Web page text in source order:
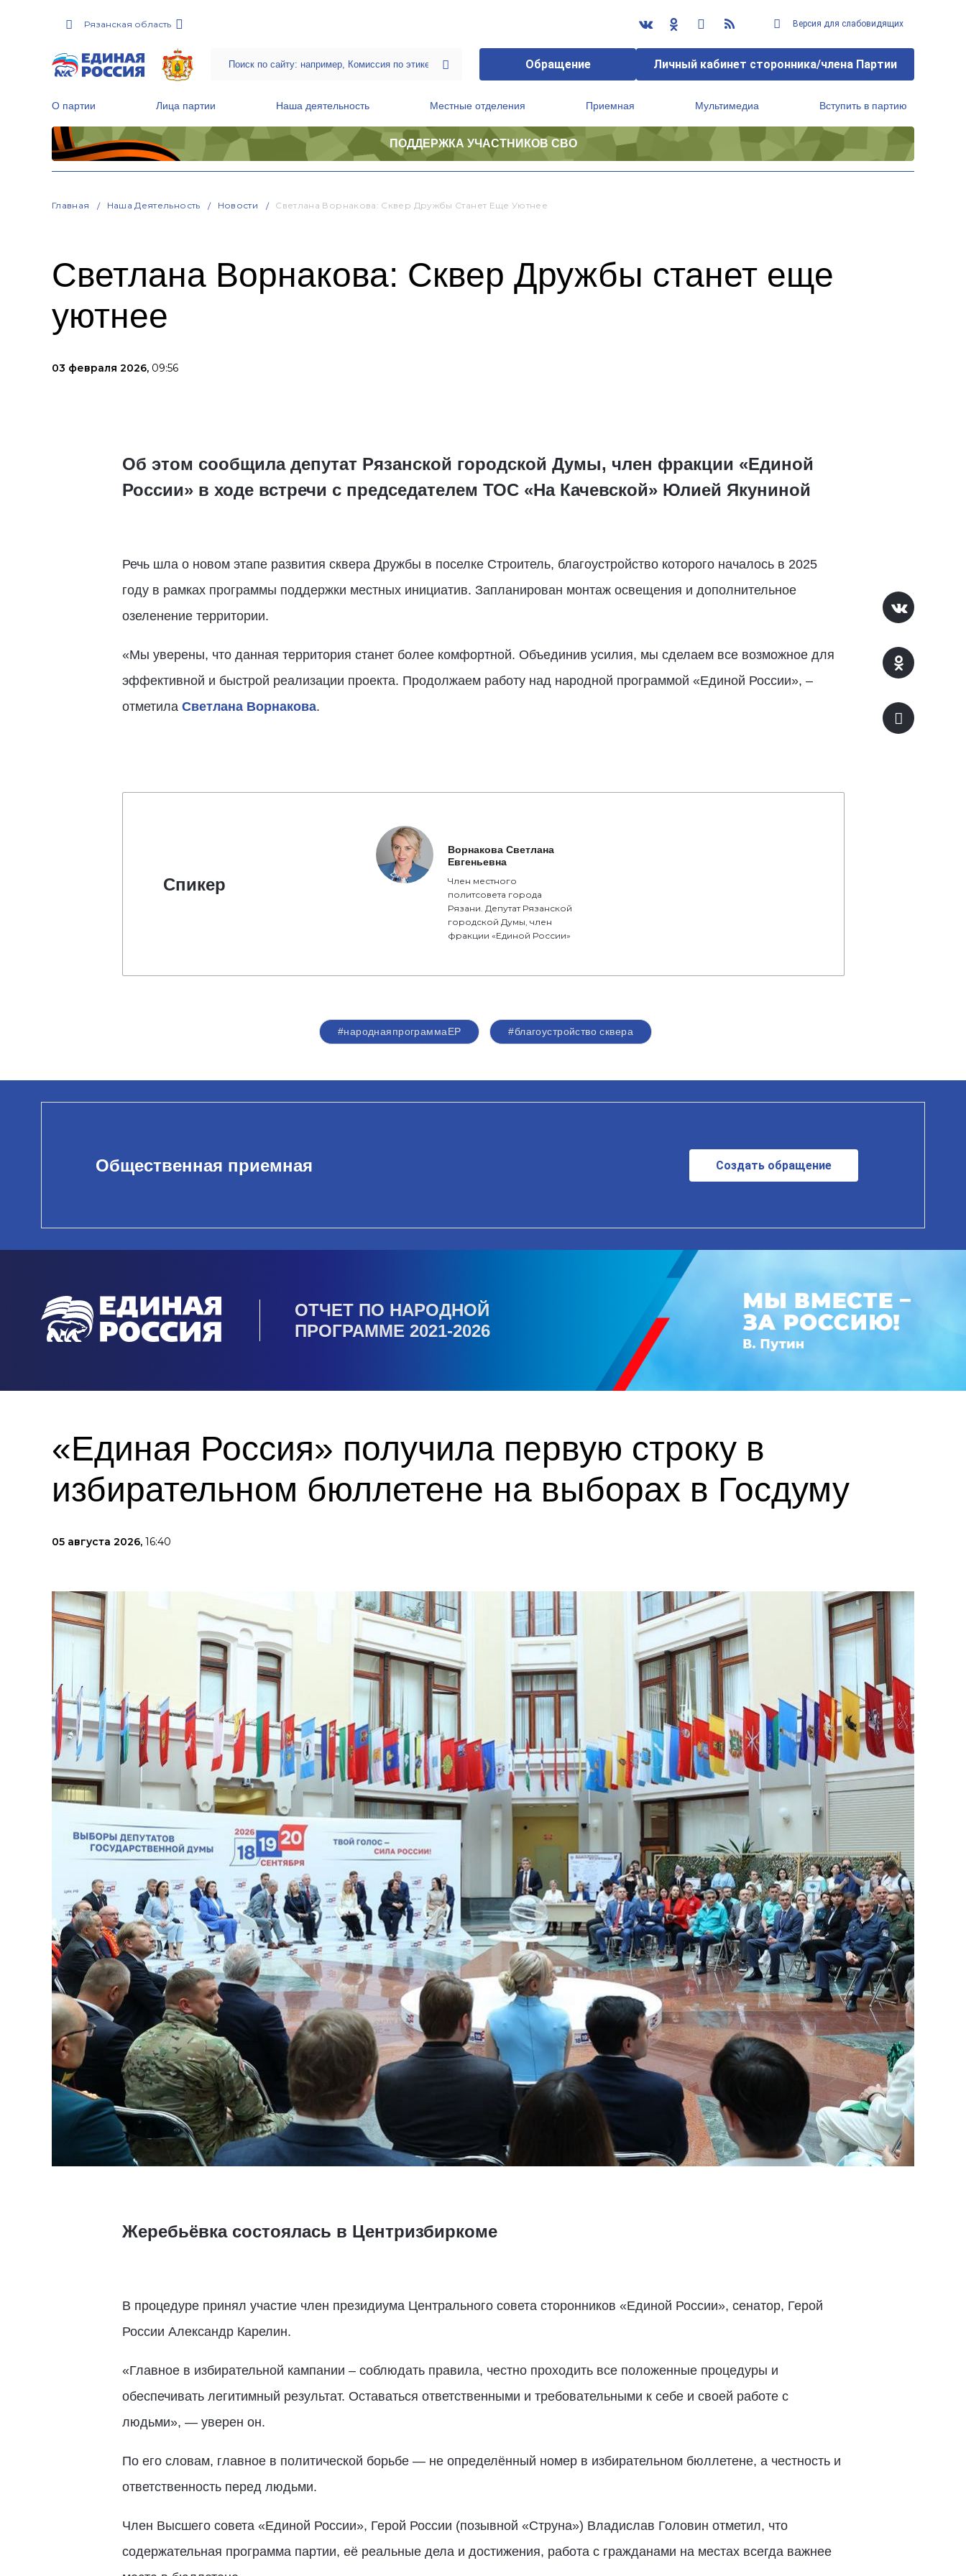
Рязанская область Версия для слабовидящих
Обращение Личный кабинет сторонника/члена Партии
О партии Лица партии Наша деятельность Местные отделения Приемная Мультимедиа Вступить в партию
ПОДДЕРЖКА УЧАСТНИКОВ СВО
Главная Наша Деятельность Новости Светлана Ворнакова: Сквер Дружбы Станет Еще Уютнее
Светлана Ворнакова: Сквер Дружбы станет еще
уютнее
03 февраля 2026, 09:56
Об этом сообщила депутат Рязанской городской Думы, член фракции «Единой
России» в ходе встречи с председателем ТОС «На Качевской» Юлией Якуниной
Речь шла о новом этапе развития сквера Дружбы в поселке Строитель, благоустройство которого началось в 2025
году в рамках программы поддержки местных инициатив. Запланирован монтаж освещения и дополнительное
озеленение территории.
«Мы уверены, что данная территория станет более комфортной. Объединив усилия, мы сделаем все возможное для
эффективной и быстрой реализации проекта. Продолжаем работу над народной программой «Единой России», –
отметила Светлана Ворнакова.
Спикер
Ворнакова Светлана
Евгеньевна
Член местного
политсовета города
Рязани. Депутат Рязанской
городской Думы, член
фракции «Единой России»
#народнаяпрограммаЕР #благоустройство сквера
Общественная приемная Создать обращение
ОТЧЕТ ПО НАРОДНОЙ
ПРОГРАММЕ 2021-2026
«Единая Россия» получила первую строку в
избирательном бюллетене на выборах в Госдуму
05 августа 2026, 16:40
Жеребьёвка состоялась в Центризбиркоме
В процедуре принял участие член президиума Центрального совета сторонников «Единой России», сенатор, Герой
России Александр Карелин.
«Главное в избирательной кампании – соблюдать правила, честно проходить все положенные процедуры и
обеспечивать легитимный результат. Оставаться ответственными и требовательными к себе и своей работе с
людьми», — уверен он.
По его словам, главное в политической борьбе — не определённый номер в избирательном бюллетене, а честность и
ответственность перед людьми.
Член Высшего совета «Единой России», Герой России (позывной «Струна») Владислав Головин отметил, что
содержательная программа партии, её реальные дела и достижения, работа с гражданами на местах всегда важнее